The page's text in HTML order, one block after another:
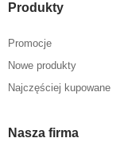
Produkty
Promocje
Nowe produkty
Najczęściej kupowane
Nasza firma